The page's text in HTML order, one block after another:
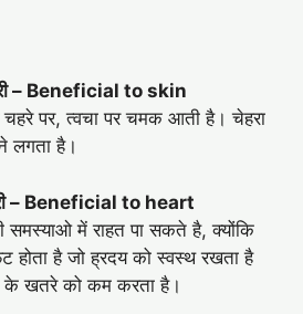
– Beneficial to skin
पर, त्वचा पर चमक आती है। चेहरा
लगता है।
– Beneficial to heart
में राहत पा सकते है, क्योंकि
होता है जो ह्रदय को स्वस्थ रखता है
खतरे को कम करता है।